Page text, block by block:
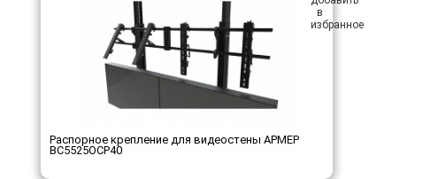
Распорное крепление для видеостены АРМЕР
ВС5525ОСР40